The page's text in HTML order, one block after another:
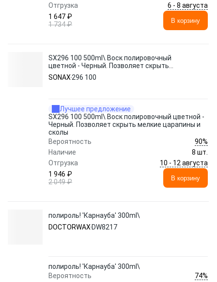
Отгрузка
6 - 8 августа
1 647 ₽
1 734 ₽
В корзину
SX296 100 500ml\ Воск полировочный
цветной - Черный. Позволяет скрыть
мелкие царапины и сколы
SONAX 296 100
Лучшее предложение
SX296 100 500ml\ Воск полировочный цветной -
Черный. Позволяет скрыть мелкие царапины и
сколы
Вероятность
90%
Наличие
8 шт.
Отгрузка
10 - 12 августа
1 946 ₽
2 049 ₽
В корзину
полироль! 'Карнауба' 300ml\
DOCTORWAX DW8217
полироль! 'Карнауба' 300ml\
Вероятность
74%